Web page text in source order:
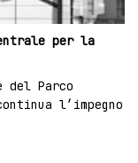
per la
Parco
l’impegno